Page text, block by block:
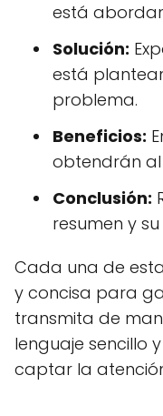
está
Solución:
está
problema.
Beneficios:
obtendrán al
Conclusión:
resumen y
Cada una de
y concisa para
transmita de
lenguaje sencillo
captar la